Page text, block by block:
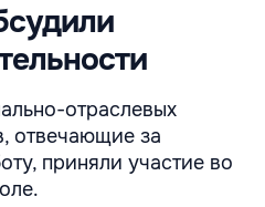
отраслевых
от­вечающие за
приняли участие во